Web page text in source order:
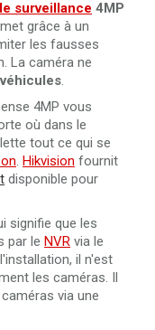
surveillance 4MP
grâce à un
les fausses
La caméra ne
.
4MP vous
où dans le
tout ce qui se
. Hikvision fournit
disponible pour
signifie que les
par le NVR via le
il n'est
les caméras. Il
via une